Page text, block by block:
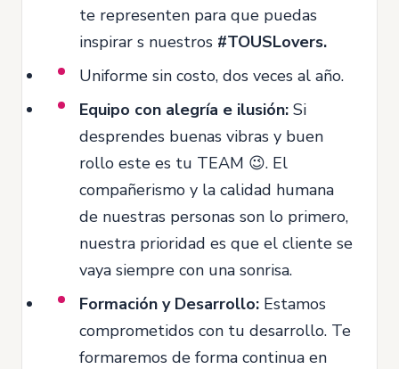
te representen para que puedas
inspirar s nuestros #TOUSLovers.
Uniforme sin costo, dos veces al año.
Equipo con alegría e ilusión: Si
desprendes buenas vibras y buen
rollo este es tu TEAM 😉. El
compañerismo y la calidad humana
de nuestras personas son lo primero,
nuestra prioridad es que el cliente se
vaya siempre con una sonrisa.
Formación y Desarrollo: Estamos
comprometidos con tu desarrollo. Te
formaremos de forma continua en